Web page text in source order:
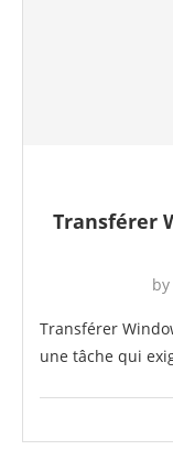
Transférer
by
Transférer
une tâche qui